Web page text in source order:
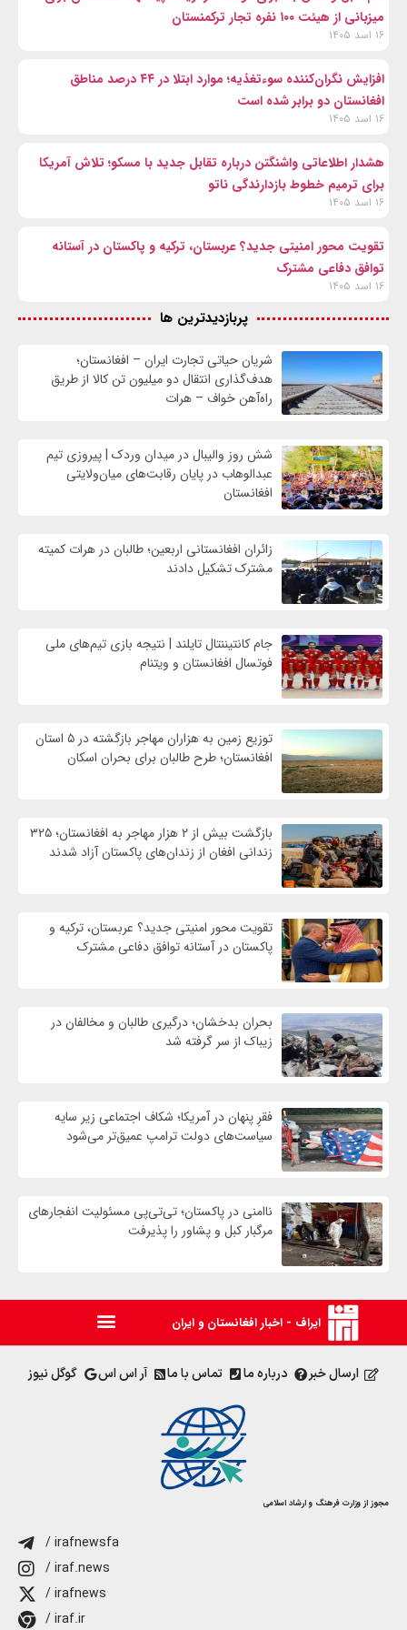
میزبانی از هیئت ۱۰۰ نفره تجار ترکمنستان
۱۶ اسد ۱۴۰۵
افزایش نگران‌کننده سوءتغذیه؛ موارد ابتلا در ۴۴ درصد مناطق
افغانستان دو برابر شده است
۱۶ اسد ۱۴۰۵
هشدار اطلاعاتی واشنگتن درباره تقابل جدید با مسکو؛ تلاش آمریکا
برای ترمیم خطوط بازدارندگی ناتو
۱۶ اسد ۱۴۰۵
تقویت محور امنیتی جدید؟ عربستان، ترکیه و پاکستان در آستانه
توافق دفاعی مشترک
۱۶ اسد ۱۴۰۵
پربازدیدترین ها
شریان حیاتی تجارت ایران – افغانستان؛
هدف‌گذاری انتقال دو میلیون تن کالا از طریق
راه‌آهن خواف – هرات
شش روز والیبال در میدان وردک | پیروزی تیم
عبدالوهاب در پایان رقابت‌های میان‌ولایتی
افغانستان
زائران افغانستانی اربعین؛ طالبان در هرات کمیته
مشترک تشکیل دادند
جام کانتیننتال تایلند | نتیجه بازی تیم‌های ملی
فوتسال افغانستان و ویتنام
توزیع زمین به هزاران مهاجر بازگشته در ۵ استان
افغانستان؛ طرح طالبان برای بحران اسکان
بازگشت بیش از ۲ هزار مهاجر به افغانستان؛ ۳۲۵
زندانی افغان از زندان‌های پاکستان آزاد شدند
تقویت محور امنیتی جدید؟ عربستان، ترکیه و
پاکستان در آستانه توافق دفاعی مشترک
بحران بدخشان؛ درگیری طالبان و مخالفان در
زیباک از سر گرفته شد
فقرِ پنهان در آمریکا؛ شکاف اجتماعی زیر سایه
سیاست‌های دولت ترامپ عمیق‌تر می‌شود
ناامنی در پاکستان؛ تی‌تی‌پی مسئولیت انفجارهای
مرگبار کبل و پشاور را پذیرفت
ایراف - اخبار افغانستان و ایران
ارسال خبر درباره ما تماس با ما آر اس اس گوگل نیوز
مجوز از وزارت فرهنگ و ارشاد اسلامی
/ irafnewsfa
/ iraf.news
/ irafnews
/ iraf.ir